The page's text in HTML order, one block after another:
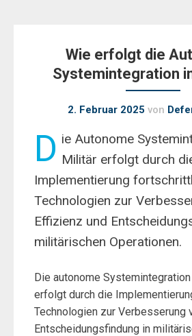
Wie erfolgt die
Systemintegration
2. Februar 2025 von
D ie Autonome
Militär erfolgt durch
Implementierung
Technologien zur
Effizienz und
militärischen Operationen.
Die autonome
erfolgt durch die
Technologien zur Verbesserung
Entscheidungsfindung in